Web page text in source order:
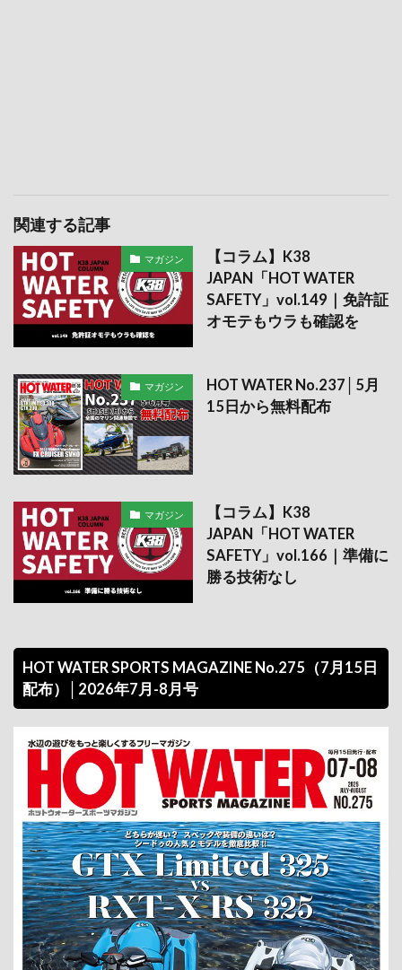
関連する記事
マガジン
【コラム】K38
JAPAN「HOT WATER
SAFETY」vol.149｜免許証
オモテもウラも確認を
マガジン
HOT WATER No.237│5月
15日から無料配布
マガジン
【コラム】K38
JAPAN「HOT WATER
SAFETY」vol.166｜準備に
勝る技術なし
HOT WATER SPORTS MAGAZINE No.275（7月15日
配布）│2026年7月-8月号